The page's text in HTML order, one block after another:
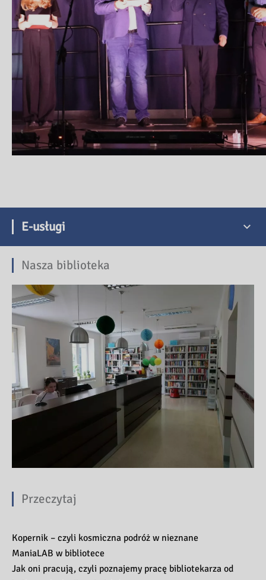
E-usługi
Nasza biblioteka
Przeczytaj
Kopernik – czyli kosmiczna podróż w nieznane
ManiaLAB w bibliotece
Jak oni pracują, czyli poznajemy pracę bibliotekarza od